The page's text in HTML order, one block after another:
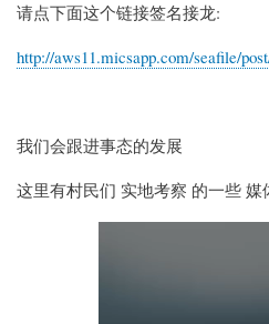
请点下面这个链接签名接龙:
http://aws11.micsapp.com/seafile/
我们会跟进事态的发展
这里有村民们 实地考察 的一些 媒